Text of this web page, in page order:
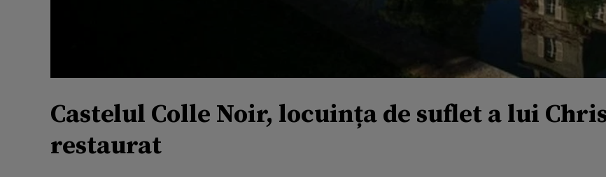
Castelul Colle Noir, locuința de suflet a lui
restaurat